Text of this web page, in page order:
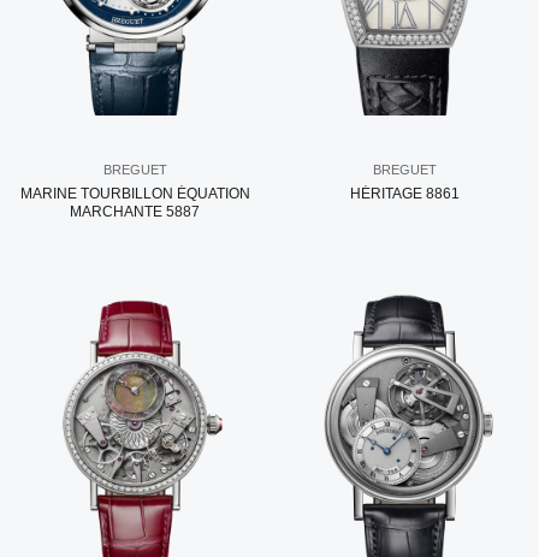
BREGUET
MARINE TOURBILLON ÉQUATION
MARCHANTE 5887
BREGUET
HÉRITAGE 8861